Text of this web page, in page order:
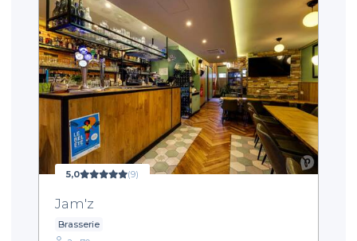
5,0 (9)
Jam'z
Brasserie